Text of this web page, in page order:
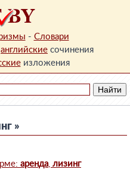
- Словари
английские сочинения
изложения
»
аренда, лизинг